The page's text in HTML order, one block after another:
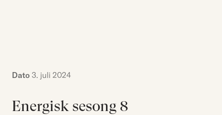
Dato 3. juli 2024
Energisk sesong 8